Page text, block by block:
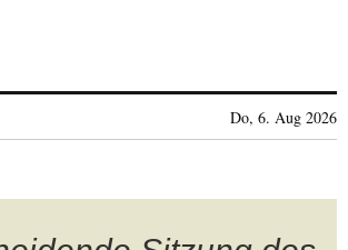
Do, 6. Aug 2026